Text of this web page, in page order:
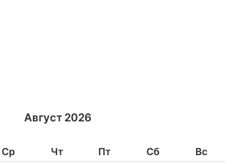
Август 2026
Ср Чт Пт Сб
Вс